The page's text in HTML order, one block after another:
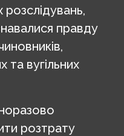
розслідувань,
правду
та вугільних
розтрату